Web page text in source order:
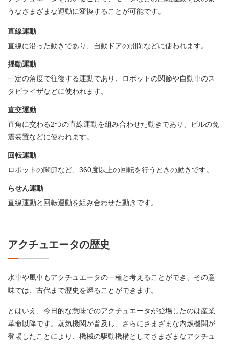
うなさまざまな運動に変換することが可能です。
直線運動
直線に沿った動きであり、自動ドアの開閉などに使われます。
揺動運動
一定の角度で往復する運動であり、ロボットの関節や自動車のス
タビライザなどに使われます。
直交運動
直角に交わる2つの直線運動を組み合わせた動きであり、ビルの免
震装置などに使われます。
回転運動
ロボットの関節など、360度以上の回転を行うときの動きです。
らせん運動
直線運動と回転運動を組み合わせた動きです。
アクチュエータの歴史
水車や風車もアクチュエータの一種と考えることができ、その意
味では、古代まで歴史を遡ることができます。
とはいえ、今日的な意味でのアクチュエータが登場したのは産業
革命以降です。蒸気機関が普及し、さらにさまざまな内燃機関が
登場したことにより、機械の駆動機構としてさまざまなアクチュ